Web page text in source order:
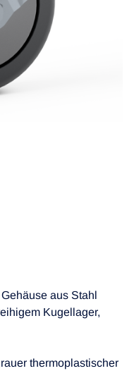
aus Stahl
Kugellager,
thermoplastischer